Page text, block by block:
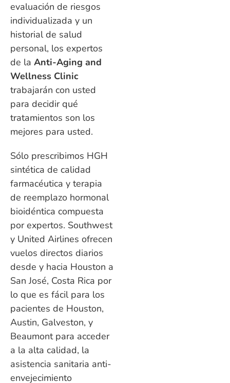
evaluación de riesgos
individualizada y un
historial de salud
personal, los expertos
de la Anti-Aging and
Wellness Clinic
trabajarán con usted
para decidir qué
tratamientos son los
mejores para usted.
Sólo prescribimos HGH
sintética de calidad
farmacéutica y terapia
de reemplazo hormonal
bioidéntica compuesta
por expertos. Southwest
y United Airlines ofrecen
vuelos directos diarios
desde y hacia Houston a
San José, Costa Rica por
lo que es fácil para los
pacientes de Houston,
Austin, Galveston, y
Beaumont para acceder
a la alta calidad, la
asistencia sanitaria anti-
envejecimiento